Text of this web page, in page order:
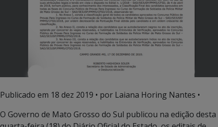
Publicado em 18 dez 2019 • por Laiana Horing Nantes •
O Governo de Mato Grosso do Sul publicou na edição desta